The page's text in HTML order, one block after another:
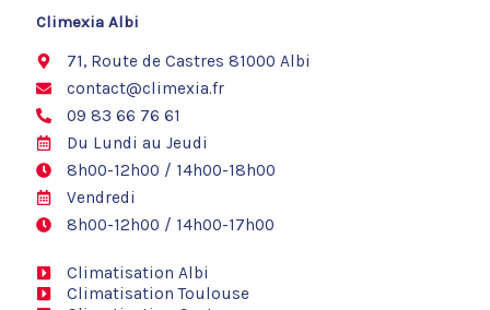
o
Climexia Albi
71, Route de Castres 81000 Albi
contact@climexia.fr
09 83 66 76 61
Du Lundi au Jeudi
8h00-12h00 / 14h00-18h00
Vendredi
8h00-12h00 / 14h00-17h00
Climatisation Albi
Climatisation Toulouse